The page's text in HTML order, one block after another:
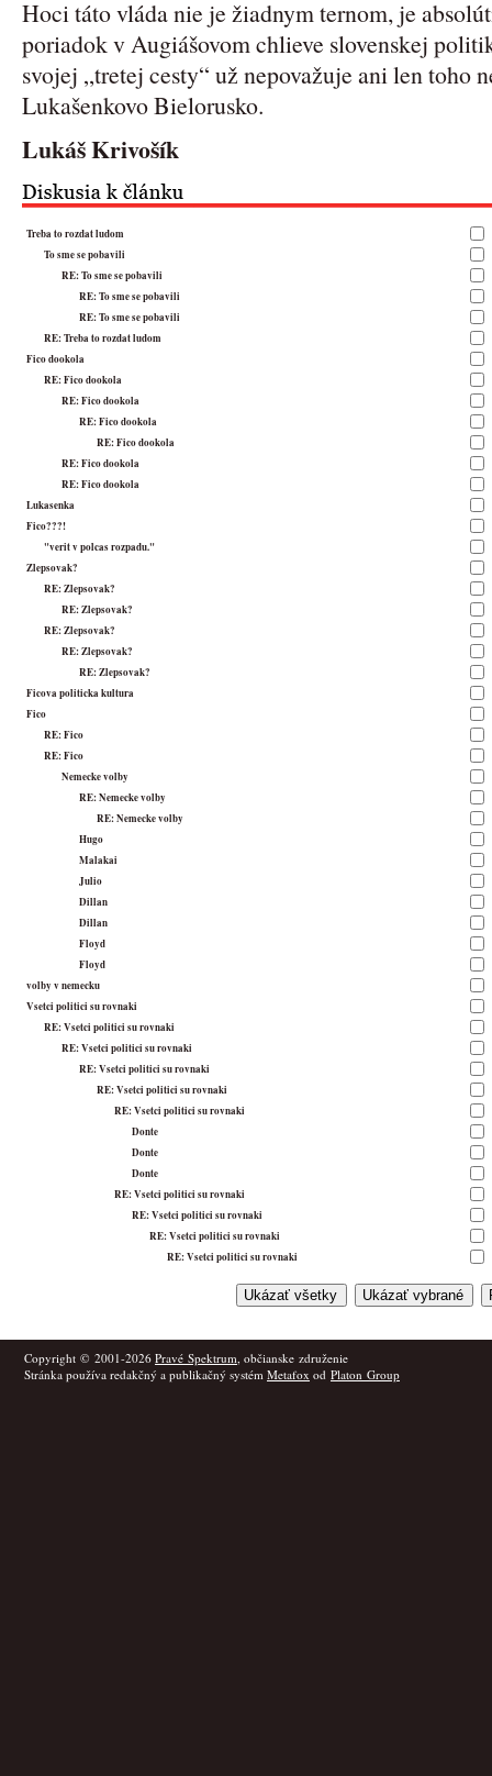
Hoci táto vláda nie je žiadnym ternom, je
poriadok v Augiášovom chlieve slovenskej
svojej „tretej cesty“ už nepovažuje ani len toho
Lukašenkovo Bielorusko.
Lukáš Krivošík
Treba to rozdat ludom
To sme se pobavili
RE: To sme se pobavili
RE: To sme se pobavili
RE: To sme se pobavili
RE: Treba to rozdat ludom
Fico dookola
RE: Fico dookola
RE: Fico dookola
RE: Fico dookola
RE: Fico dookola
RE: Fico dookola
RE: Fico dookola
Lukasenka
Fico???!
"verit v polcas rozpadu."
Zlepsovak?
RE: Zlepsovak?
RE: Zlepsovak?
RE: Zlepsovak?
RE: Zlepsovak?
RE: Zlepsovak?
Ficova politicka kultura
Fico
RE: Fico
RE: Fico
Nemecke volby
RE: Nemecke volby
RE: Nemecke volby
Hugo
Malakai
Julio
Dillan
Dillan
Floyd
Floyd
volby v nemecku
Vsetci politici su rovnaki
RE: Vsetci politici su rovnaki
RE: Vsetci politici su rovnaki
RE: Vsetci politici su rovnaki
RE: Vsetci politici su rovnaki
RE: Vsetci politici su rovnaki
Donte
Donte
Donte
RE: Vsetci politici su rovnaki
RE: Vsetci politici su rovnaki
RE: Vsetci politici su rovnaki
RE: Vsetci politici su rovnaki
Copyright © 2001-2026 Pravé Spektrum, občianske združenie
Stránka používa redakčný a publikačný systém Metafox od Platon Group